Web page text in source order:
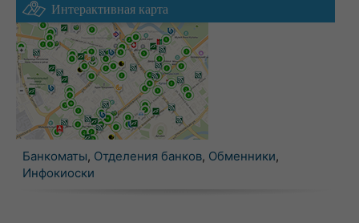
Интерактивная карта
Банкоматы, Отделения банков, Обменники,
Инфокиоски